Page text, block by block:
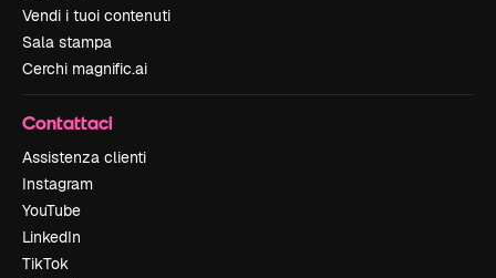
Vendi i tuoi contenuti
Sala stampa
Cerchi magnific.ai
Contattaci
Assistenza clienti
Instagram
YouTube
LinkedIn
TikTok